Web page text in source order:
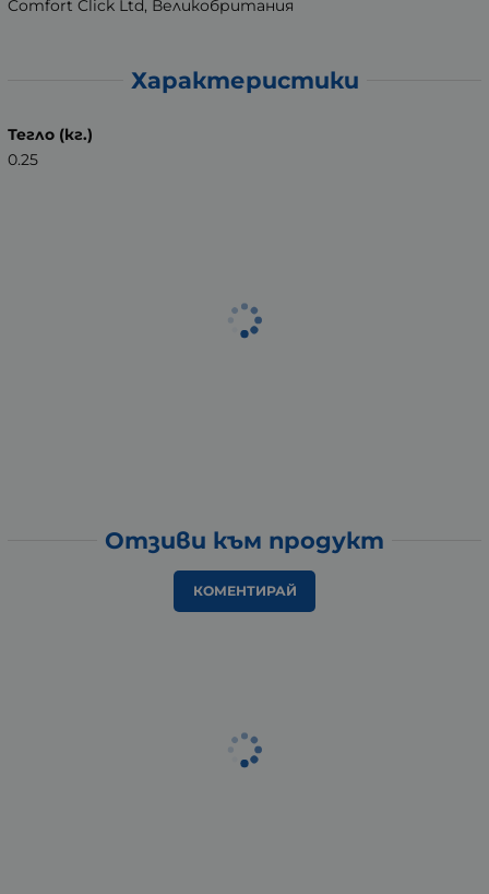
Comfort Click Ltd, Великобритания
Характеристики
Тегло (кг.)
0.25
Отзиви към продукт
КОМЕНТИРАЙ